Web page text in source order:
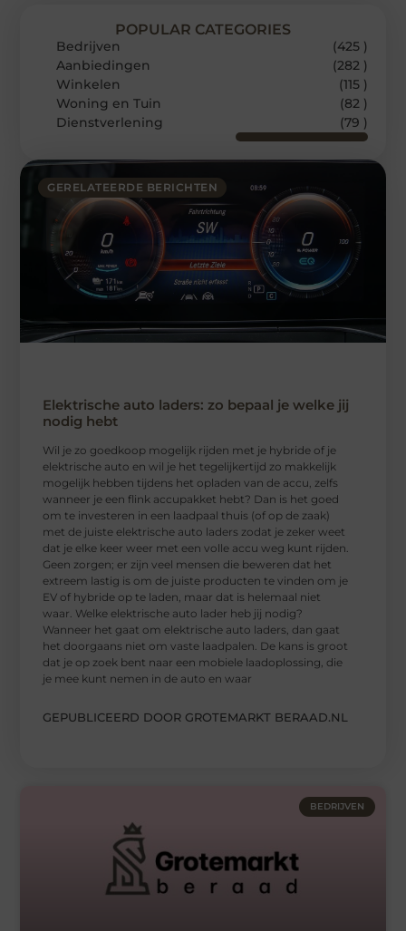
GERELATEERDE BERICHTEN
Elektrische auto laders: zo bepaal je welke jij
nodig hebt
Wil je zo goedkoop mogelijk rijden met je hybride of je
elektrische auto en wil je het tegelijkertijd zo makkelijk
mogelijk hebben tijdens het opladen van de accu, zelfs
wanneer je een flink accupakket hebt? Dan is het goed
om te investeren in een laadpaal thuis (of op de zaak)
met de juiste elektrische auto laders zodat je zeker weet
dat je elke keer weer met een volle accu weg kunt rijden.
Geen zorgen; er zijn veel mensen die beweren dat het
extreem lastig is om de juiste producten te vinden om je
EV of hybride op te laden, maar dat is helemaal niet
waar. Welke elektrische auto lader heb jij nodig?
Wanneer het gaat om elektrische auto laders, dan gaat
het doorgaans niet om vaste laadpalen. De kans is groot
dat je op zoek bent naar een mobiele laadoplossing, die
je mee kunt nemen in de auto en waar
GEPUBLICEERD DOOR GROTEMARKT BERAAD.NL
POPULAR CATEGORIES
Bedrijven
(425 )
Aanbiedingen
(282 )
Winkelen
(115 )
Woning en Tuin
(82 )
Dienstverlening
(79 )
BEDRIJVEN